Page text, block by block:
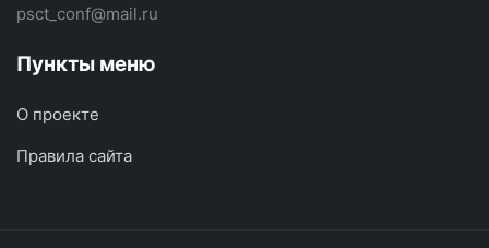
psct_conf@mail.ru
Пункты меню
О проекте
Правила сайта